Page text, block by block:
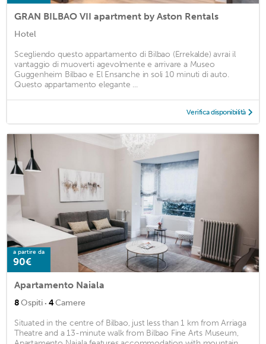
GRAN BILBAO VII apartment by Aston Rentals
Hotel
Scegliendo questo appartamento di Bilbao (Errekalde) avrai il
vantaggio di muoverti agevolmente e arrivare a Museo
Guggenheim Bilbao e El Ensanche in soli 10 minuti di auto.
Questo appartamento elegante ...
Verifica disponibilità
a partire da
90€
Apartamento Naiala
8Ospiti · 4Camere
Situated in the centre of Bilbao, just less than 1 km from Arriaga
Theatre and a 13-minute walk from Bilbao Fine Arts Museum,